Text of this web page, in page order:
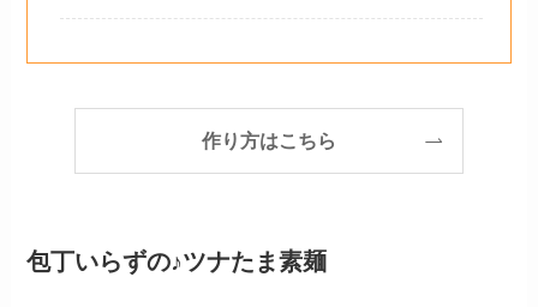
作り方はこちら
包丁いらずの♪ツナたま素麺